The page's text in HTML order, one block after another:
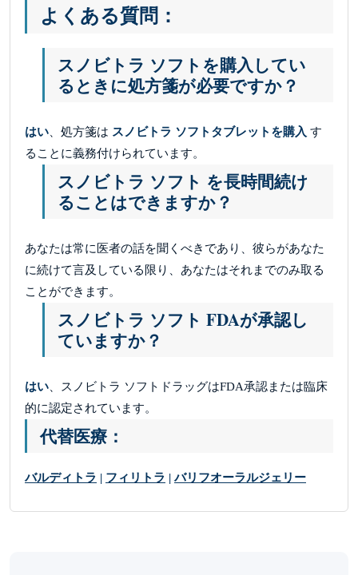
よくある質問：
スノビトラ ソフトを購入してい
るときに処方箋が必要ですか？
はい 、処方箋は スノビトラ ソフトタブレットを購入 す
ることに義務付けられています。
スノビトラ ソフト を長時間続け
ることはできますか？
あなたは常に医者の話を聞くべきであり、彼らがあなた
に続けて言及している限り、あなたはそれまでのみ取る
ことができます。
スノビトラ ソフト FDAが承認し
ていますか？
はい 、スノビトラ ソフトドラッグはFDA承認または臨床
的に認定されています。
代替医療：
バルディトラ | フィリトラ |バリフオーラルジェリー